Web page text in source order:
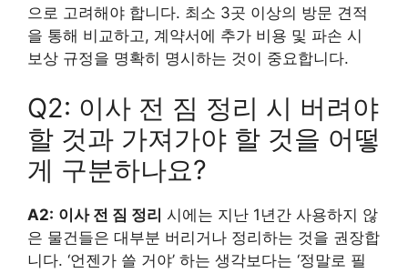
으로 고려해야 합니다. 최소 3곳 이상의 방문 견적
을 통해 비교하고, 계약서에 추가 비용 및 파손 시
보상 규정을 명확히 명시하는 것이 중요합니다.
Q2: 이사 전 짐 정리 시 버려야
할 것과 가져가야 할 것을 어떻
게 구분하나요?
A2: 이사 전 짐 정리 시에는 지난 1년간 사용하지 않
은 물건들은 대부분 버리거나 정리하는 것을 권장합
니다. ‘언젠가 쓸 거야’ 하는 생각보다는 ‘정말로 필